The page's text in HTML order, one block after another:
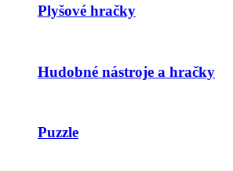
Plyšové hračky
Hudobné nástroje a hračky
Puzzle